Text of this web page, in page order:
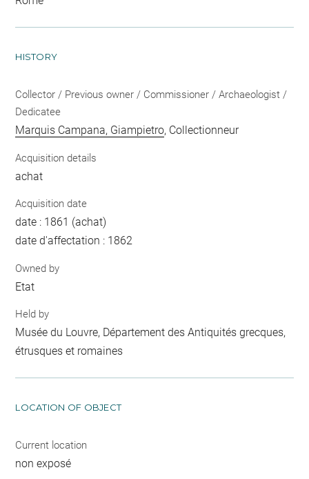
HISTORY
Collector / Previous owner / Commissioner / Archaeologist /
Dedicatee
Marquis Campana, Giampietro, Collectionneur
Acquisition details
achat
Acquisition date
date : 1861 (achat)
date d'affectation : 1862
Owned by
Etat
Held by
Musée du Louvre, Département des Antiquités grecques,
étrusques et romaines
LOCATION OF OBJECT
Current location
non exposé